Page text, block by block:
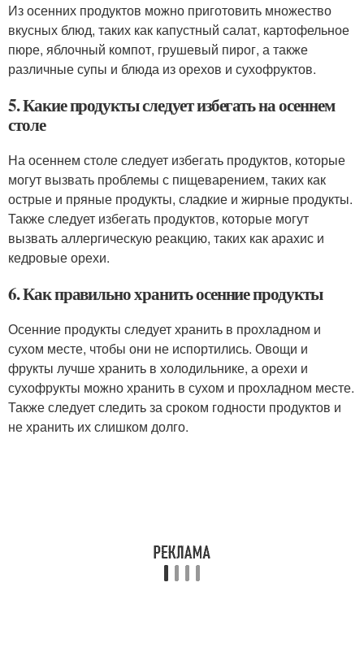
Из осенних продуктов можно приготовить множество
вкусных блюд, таких как капустный салат, картофельное
пюре, яблочный компот, грушевый пирог, а также
различные супы и блюда из орехов и сухофруктов.
5. Какие продукты следует избегать на осеннем
столе
На осеннем столе следует избегать продуктов, которые
могут вызвать проблемы с пищеварением, таких как
острые и пряные продукты, сладкие и жирные продукты.
Также следует избегать продуктов, которые могут
вызвать аллергическую реакцию, таких как арахис и
кедровые орехи.
6. Как правильно хранить осенние продукты
Осенние продукты следует хранить в прохладном и
сухом месте, чтобы они не испортились. Овощи и
фрукты лучше хранить в холодильнике, а орехи и
сухофрукты можно хранить в сухом и прохладном месте.
Также следует следить за сроком годности продуктов и
не хранить их слишком долго.